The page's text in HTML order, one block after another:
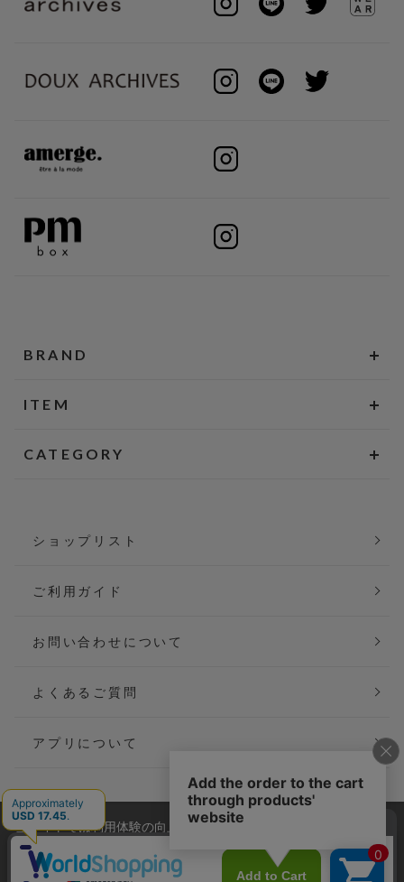
BRAND
ITEM
CATEGORY
ショップリスト
ご利用ガイド
お問い合わせについて
よくあるご質問
アプリについて
会社概要
ご利用規約
個人情報保護方針
当サイトでは利用体験の向上およびコンテンツの最適な提供、ト
ラフィックの分析を目的としてCookieを使用しています。
サイトの閲覧を継続された場合、Cookieの利用に同意したことも